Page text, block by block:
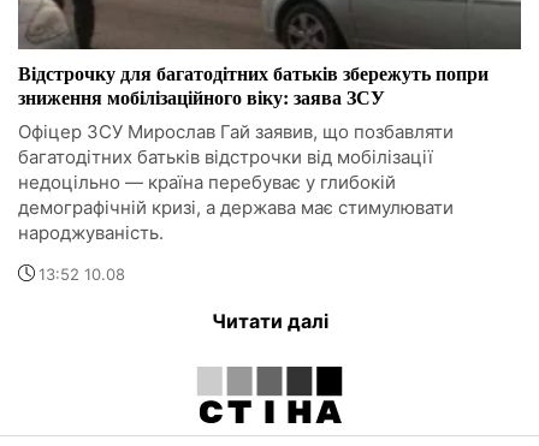
Відстрочку для багатодітних батьків збережуть попри
зниження мобілізаційного віку: заява ЗСУ
Офіцер ЗСУ Мирослав Гай заявив, що позбавляти
багатодітних батьків відстрочки від мобілізації
недоцільно — країна перебуває у глибокій
демографічній кризі, а держава має стимулювати
народжуваність.
13:52 10.08
Читати далі